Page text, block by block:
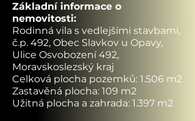
Základní informace o
nemovitosti:
Rodinná vila s vedlejšími stavbami,
č.p. 492, Obec Slavkov u Opavy,
Ulice Osvobození 492,
Moravskoslezský kraj
Celková plocha pozemků: 1.506 m2
Zastavěná plocha: 109 m2
Užitná plocha a zahrada: 1.397 m2